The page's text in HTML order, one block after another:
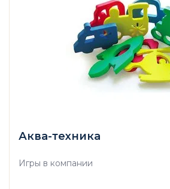
Аква-техника
Игры в компании